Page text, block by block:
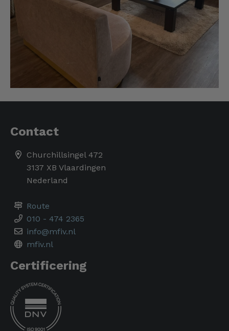
Contact
Churchillsingel 472
3137 XB Vlaardingen
Nederland
Route
010 - 474 2365
info@mfiv.nl
mfiv.nl
Certificering